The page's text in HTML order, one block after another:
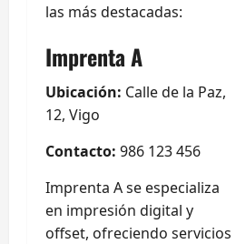
las más destacadas:
Imprenta A
Ubicación: Calle de la Paz,
12, Vigo
Contacto: 986 123 456
Imprenta A se especializa
en impresión digital y
offset, ofreciendo servicios